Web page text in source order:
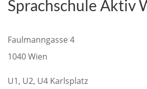
Sprachschule Aktiv
Faulmanngasse 4
1040 Wien
U1, U2, U4 Karlsplatz